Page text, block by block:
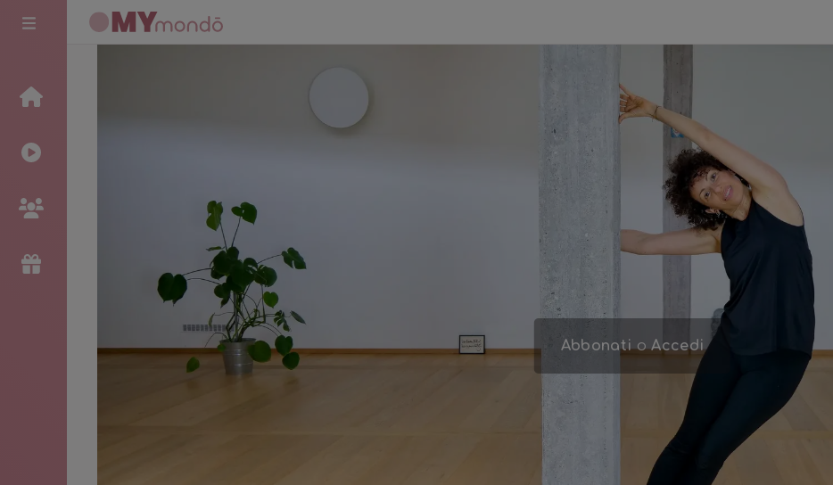
AbbonatioAccedi